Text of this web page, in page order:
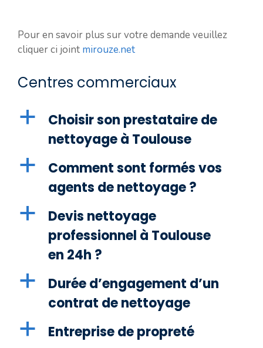
Pour en savoir plus sur votre demande veuillez
cliquer ci joint mirouze.net
Centres commerciaux
a
Choisir son prestataire de
nettoyage à Toulouse
a
Comment sont formés vos
agents de nettoyage ?
a
Devis nettoyage
professionnel à Toulouse
en 24h ?
a
Durée d’engagement d’un
contrat de nettoyage
a Entreprise de propreté